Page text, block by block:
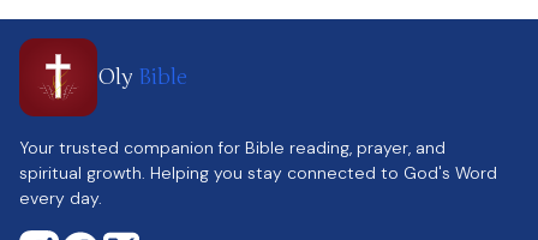
Oly Bible
Your trusted companion for Bible reading, prayer, and
spiritual growth. Helping you stay connected to God's Word
every day.